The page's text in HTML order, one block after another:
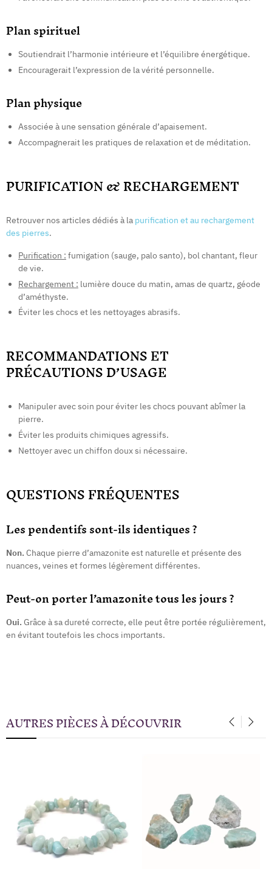
Plan spirituel
Soutiendrait l’harmonie intérieure et l’équilibre énergétique.
Encouragerait l’expression de la vérité personnelle.
Plan physique
Associée à une sensation générale d’apaisement.
Accompagnerait les pratiques de relaxation et de méditation.
PURIFICATION & RECHARGEMENT
Retrouver nos articles dédiés à la purification et au rechargement
des pierres.
Purification : fumigation (sauge, palo santo), bol chantant, fleur
de vie.
Rechargement : lumière douce du matin, amas de quartz, géode
d’améthyste.
Éviter les chocs et les nettoyages abrasifs.
RECOMMANDATIONS ET
PRÉCAUTIONS D’USAGE
Manipuler avec soin pour éviter les chocs pouvant abîmer la
pierre.
Éviter les produits chimiques agressifs.
Nettoyer avec un chiffon doux si nécessaire.
QUESTIONS FRÉQUENTES
Les pendentifs sont-ils identiques ?
Non. Chaque pierre d’amazonite est naturelle et présente des
nuances, veines et formes légèrement différentes.
Peut-on porter l’amazonite tous les jours ?
Oui. Grâce à sa dureté correcte, elle peut être portée régulièrement,
en évitant toutefois les chocs importants.
AUTRES PIÈCES À DÉCOUVRIR